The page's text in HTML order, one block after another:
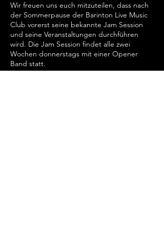
Wir freuen uns euch mitzuteilen, dass nach
der Sommerpause der Barinton Live Music
Club vorerst seine bekannte Jam Session
und seine Veranstaltungen durchführen
wird. Die Jam Session findet alle zwei
Wochen donnerstags mit einer Opener
Band statt.